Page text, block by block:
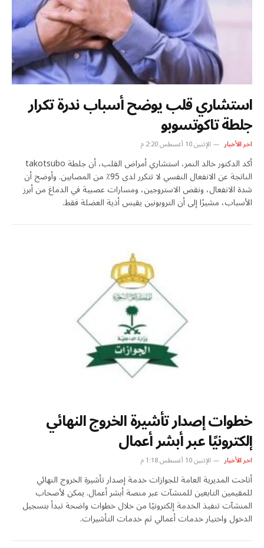
استشاري قلب يوضح أسباب ندرة تكرار
جلطة تاكوتسوبو
اخر الأخبار الإثنين 10 أغسطس 2:20 م
أكد الدكتور خالد النمر، استشاري أمراض القلب، أن جلطة takotsubo
الناتجة عن الانفعال النفسي لا تتكرر لدى 95٪ من المصابين. وأوضح أن
شدة الانفعال، ونقص الاستروجين، ومسارات عصبية في الدماغ من أبرز
الأسباب، مشيرًا إلى أن التروبونين يقيس أذية العضلة فقط.
خطوات إصدار تأشيرة الخروج النهائي
إلكترونيًا عبر أبشر أعمال
اخر الأخبار الإثنين 10 أغسطس 1:18 م
أتاحت المديرية العامة للجوازات خدمة إصدار تأشيرة الخروج النهائي
للمقيمين التابعين للمنشآت عبر منصة أبشر أعمال. يمكن لأصحاب
المنشآت تنفيذ الخدمة إلكترونيًا من خلال خطوات واضحة تبدأ بتسجيل
الدخول واختيار خدمات أعمالي ثم خدمات التأشيرات.